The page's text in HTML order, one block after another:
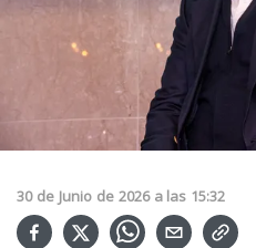
30 de Junio de 2026 a las 15:32